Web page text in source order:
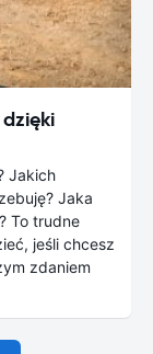
Jakich
Jaka
To trudne
jeśli chcesz
zdaniem